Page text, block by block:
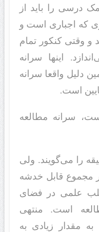
درسی را باید از
که اجباری است و
و وقتی کنکور تمام
اینها سرانه
دلیل واقعا سرانه
است.
سرانه مطالعه
از ۸ دقیقه تا ۱۷دقیقه را می‌گویند. ولی
مجموع قابل خدشه
علمی‌ در فضای
است. منتهی
که به مقدار زیادی به